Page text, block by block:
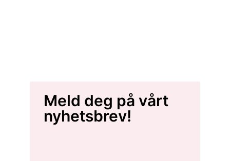
Meld deg på vårt
nyhetsbrev!